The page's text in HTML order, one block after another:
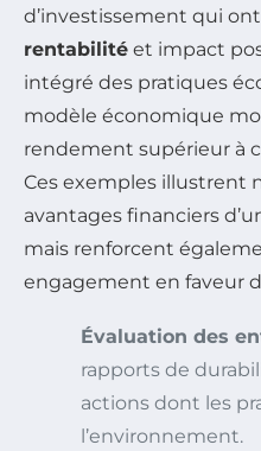
d’investissement qui
rentabilité et impact
intégré des pratiques
modèle économique
rendement supérieur à
Ces exemples illustrent
avantages financiers
mais renforcent
engagement en faveur
Évaluation des
rapports de
actions dont les
l’environnement.